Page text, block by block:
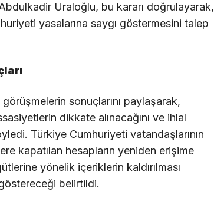
Uraloğlu, bu kararı doğrulayarak,
yasalarına saygı göstermesini talep
sonuçlarını paylaşarak,
dikkate alınacağını ve ihlal
Türkiye Cumhuriyeti vatandaşlarının
kapatılan hesapların yeniden erişime
yönelik içeriklerin kaldırılması
belirtildi.